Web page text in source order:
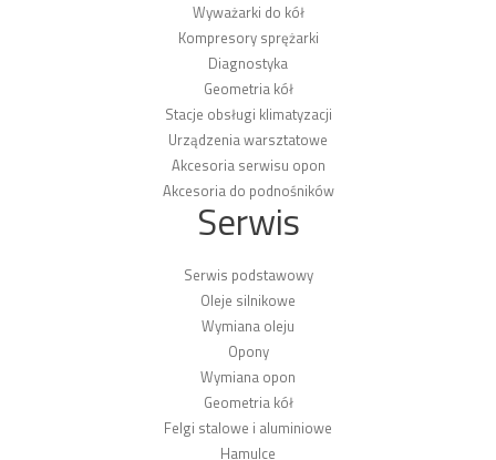
Wyważarki do kół
Kompresory sprężarki
Diagnostyka
Geometria kół
Stacje obsługi klimatyzacji
Urządzenia warsztatowe
Akcesoria serwisu opon
Akcesoria do podnośników
Serwis
Serwis podstawowy
Oleje silnikowe
Wymiana oleju
Opony
Wymiana opon
Geometria kół
Felgi stalowe i aluminiowe
Hamulce